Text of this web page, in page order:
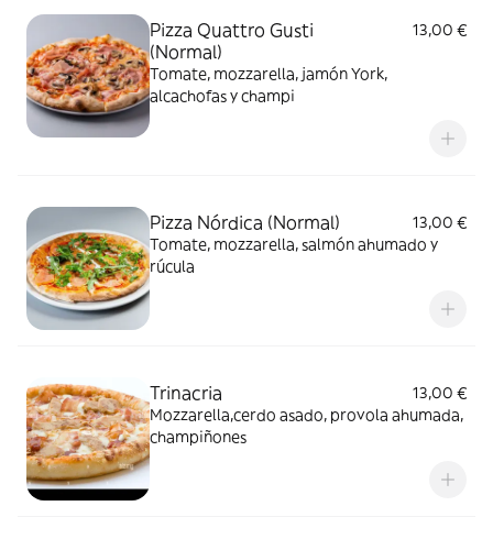
Pizza Quattro Gusti
(Normal)
13,00 €
Tomate, mozzarella, jamón York,
alcachofas y champi
Pizza Nórdica (Normal)
13,00 €
Tomate, mozzarella, salmón ahumado y
rúcula
Trinacria
13,00 €
Mozzarella,cerdo asado, provola ahumada,
champiñones